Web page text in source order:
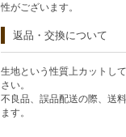
性がございます。
返品・交換について
生地という性質上カットし
さい。
不良品、誤品配送の際、送
ます。